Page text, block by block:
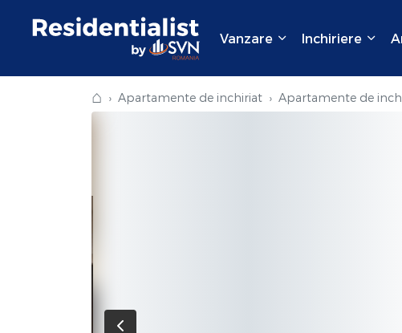
Vanzare Inchiriere
⌂ Apartamente de inchiriat Apartamente de